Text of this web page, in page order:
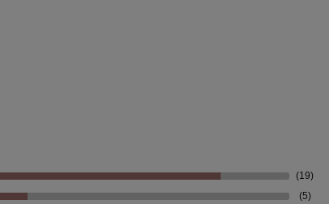
(19)
(5)